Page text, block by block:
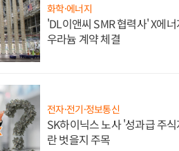
화학·에너지
'DL이앤씨 SMR 협력사' X에
우라늄 계약 체결
전자·전기·정보통신
SK하이닉스 노사 '성과급 주
란 벗을지 주목